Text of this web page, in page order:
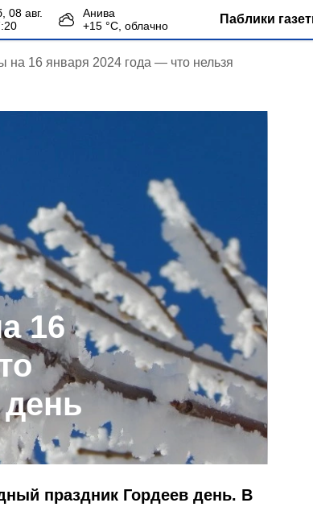
08 авг.
Анива
+15 °С, облачно Паблики
на 16 января 2024 года — что нельзя
16
день
праздник Гордеев день. В